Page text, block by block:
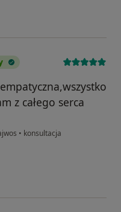
z całego serca
• konsultacja